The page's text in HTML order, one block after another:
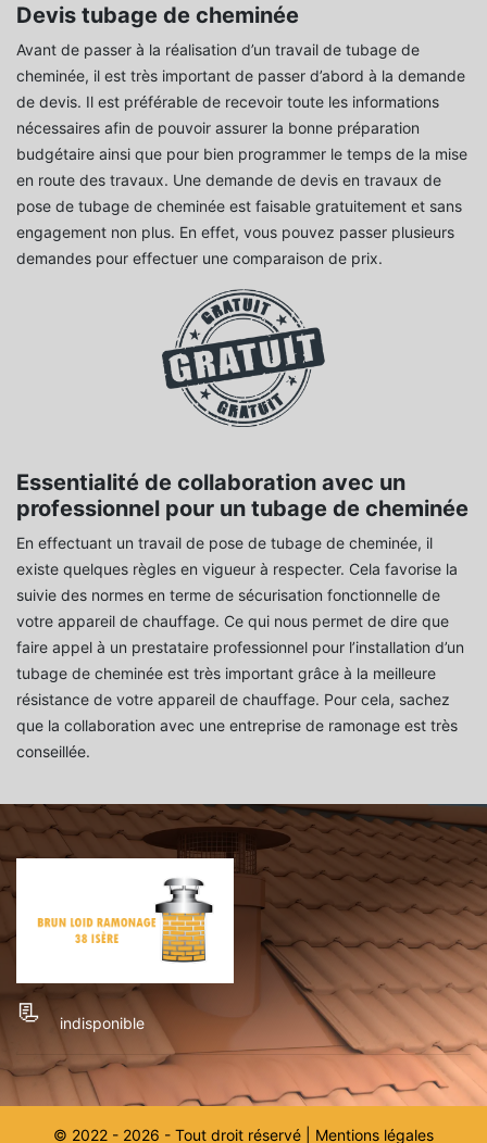
Devis tubage de cheminée
Avant de passer à la réalisation d’un travail de tubage de
cheminée, il est très important de passer d’abord à la demande
de devis. Il est préférable de recevoir toute les informations
nécessaires afin de pouvoir assurer la bonne préparation
budgétaire ainsi que pour bien programmer le temps de la mise
en route des travaux. Une demande de devis en travaux de
pose de tubage de cheminée est faisable gratuitement et sans
engagement non plus. En effet, vous pouvez passer plusieurs
demandes pour effectuer une comparaison de prix.
Essentialité de collaboration avec un
professionnel pour un tubage de cheminée
En effectuant un travail de pose de tubage de cheminée, il
existe quelques règles en vigueur à respecter. Cela favorise la
suivie des normes en terme de sécurisation fonctionnelle de
votre appareil de chauffage. Ce qui nous permet de dire que
faire appel à un prestataire professionnel pour l’installation d’un
tubage de cheminée est très important grâce à la meilleure
résistance de votre appareil de chauffage. Pour cela, sachez
que la collaboration avec une entreprise de ramonage est très
conseillée.
indisponible
© 2022 - 2026 - Tout droit réservé | Mentions légales